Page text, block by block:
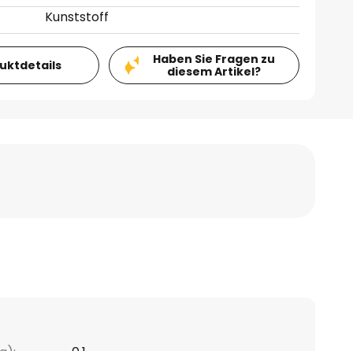
Kunststoff
Haben Sie Fragen zu
diesem Artikel?